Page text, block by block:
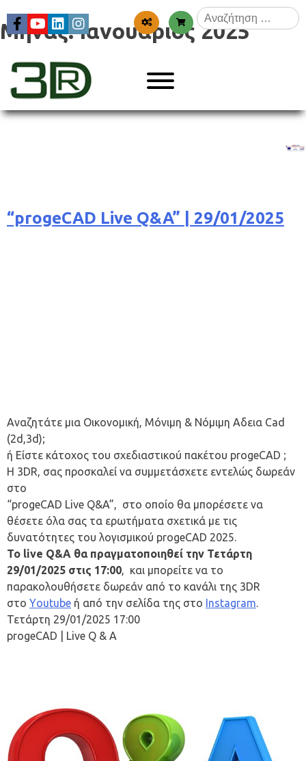
to
content
Αναζήτηση
για:
3dr
Μήνας:Ιανουάριος 2025
“progeCAD Live Q&A” | 29/01/2025
Αναζητάτε μια Oικονομική, Mόνιμη & Nόμιμη Aδεια Cad
(2d,3d);
ή Είστε κάτοχος του σχεδιαστικού πακέτου progeCAD ;
H 3DR, σας προσκαλεί να συμμετάσχετε εντελώς δωρεάν
στο
“progeCAD Live Q&A”, στο οποίο θα μπορέσετε να
θέσετε όλα σας τα ερωτήματα σχετικά με τις
δυνατότητες του λογισμικού progeCAD 2025.
Το live Q&A θα πραγματοποιηθεί την Τετάρτη
29/01/2025 στις 17:00, και μπορείτε να το
παρακολουθήσετε δωρεάν από το κανάλι της 3DR
στο Υoutube ή από την σελίδα της στο Instagram.
Τετάρτη 29/01/2025 17:00
progeCAD | Live Q & A